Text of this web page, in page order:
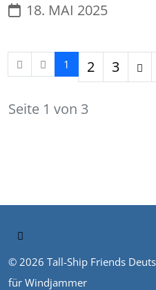
18. MAI 2025
1 2 3
Seite 1 von 3
© 2026 Tall-Ship Friends
für Windjammer